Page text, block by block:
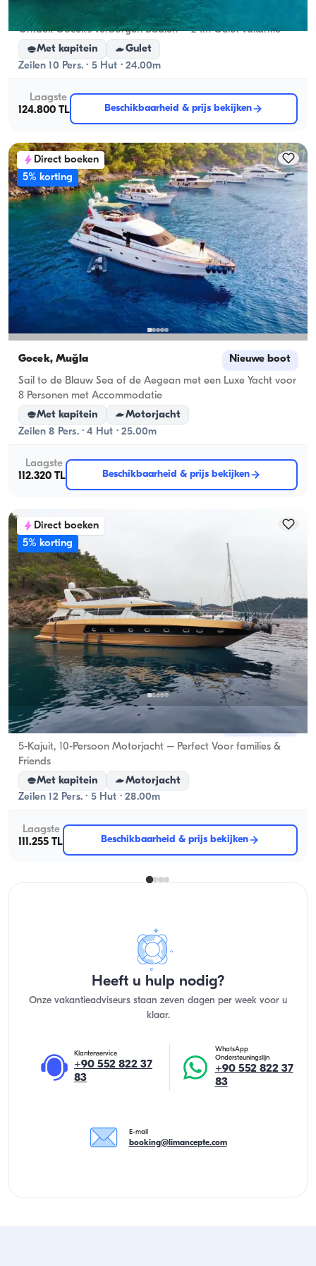
Ontdek Göcek's verborgen baaien – 24m Gulet vakantie
Met kapitein
Gulet
Zeilen 10 Pers. · 5 Hut · 24.00m
Laagste
124.800 TL
Beschikbaarheid & prijs bekijken
Direct boeken
5% korting
Gocek, Muğla Nieuwe boot
Sail to de Blauw Sea of ​​de Aegean met een Luxe Yacht voor
8 Personen met Accommodatie
Met kapitein
Motorjacht
Zeilen 8 Pers. · 4 Hut · 25.00m
Laagste
112.320 TL
Beschikbaarheid & prijs bekijken
Direct boeken
5% korting
Gocek, Muğla
5-Kajuit, 10-Persoon Motorjacht – Perfect Voor families &
Friends
Met kapitein
Motorjacht
Zeilen 12 Pers. · 5 Hut · 28.00m
Laagste
111.255 TL
Beschikbaarheid & prijs bekijken
Heeft u hulp nodig?
Onze vakantieadviseurs staan zeven dagen per week voor u
klaar.
Klantenservice
+90 552 822 37
83
WhatsApp
Ondersteuningslijn
+90 552 822 37
83
E-mail
booking@limancepte.com